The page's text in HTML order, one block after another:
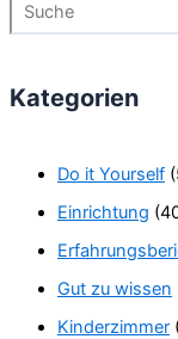
Kategorien
Do it Yourself
Einrichtung
Gut zu wissen
Kinderzimmer